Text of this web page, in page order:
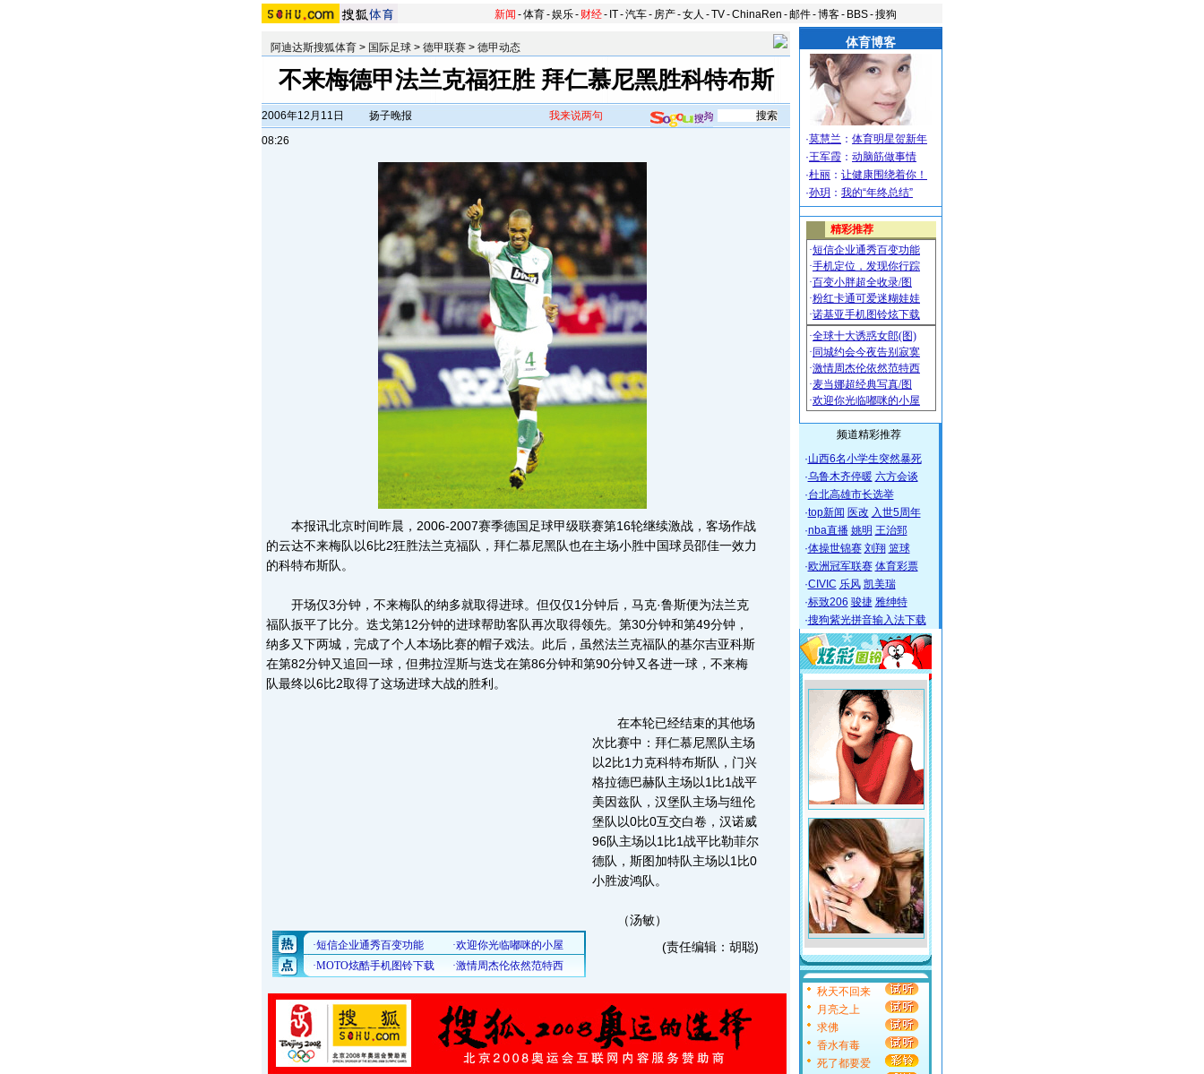
新闻 -体育-娱乐- 财经- IT-汽车- 房产-女人 -TV-ChinaRen -邮件-博客- BBS-搜狗
阿迪达斯搜狐体育 > 国际足球 > 德甲联赛 > 德甲动态
不来梅德甲法兰克福狂胜 拜仁慕尼黑胜科特布斯
2006年12月11日
08:26
扬子晚报 我来说两句
本报讯北京时间昨晨，2006-2007赛季德国足球甲级联赛第16轮继续激战，客场作战
的云达不来梅队以6比2狂胜法兰克福队，拜仁慕尼黑队也在主场小胜中国球员邵佳一效力
的科特布斯队。
开场仅3分钟，不来梅队的纳多就取得进球。但仅仅1分钟后，马克·鲁斯便为法兰克
福队扳平了比分。迭戈第12分钟的进球帮助客队再次取得领先。第30分钟和第49分钟，
纳多又下两城，完成了个人本场比赛的帽子戏法。此后，虽然法兰克福队的基尔吉亚科斯
在第82分钟又追回一球，但弗拉涅斯与迭戈在第86分钟和第90分钟又各进一球，不来梅
队最终以6比2取得了这场进球大战的胜利。
在本轮已经结束的其他场
次比赛中：拜仁慕尼黑队主场
以2比1力克科特布斯队，门兴
格拉德巴赫队主场以1比1战平
美因兹队，汉堡队主场与纽伦
堡队以0比0互交白卷，汉诺威
96队主场以1比1战平比勒菲尔
德队，斯图加特队主场以1比0
小胜波鸿队。
（汤敏）
(责任编辑：胡聪)
体育博客
·莫慧兰 ： 体育明星贺新年
·王军霞 ： 动脑筋做事情
·杜丽 ： 让健康围绕着你！
·孙玥 ： 我的“年终总结”
频道精彩推荐
·山西6名小学生突然暴死
·乌鲁木齐停暖 六方会谈
·台北高雄市长选举
·top新闻 医改 入世5周年
·nba直播 姚明 王治郅
·体操世锦赛 刘翔 篮球
·欧洲冠军联赛 体育彩票
·CIVIC 乐风 凯美瑞
·标致206 骏捷 雅绅特
·搜狗紫光拼音输入法下载
秋天不回来
月亮之上
求佛
香水有毒
死了都要爱